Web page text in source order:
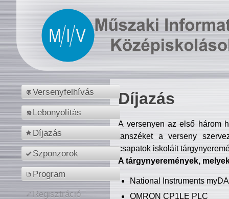
Versenyfelhívás
Lebonyolítás
Díjazás
Szponzorok
Program
Regisztráció
Díjazás
A versenyen az első három
tanszéket a verseny
csapatok iskoláit
A tárgynyeremények,
National Instruments
OMRON CP1LE PLC